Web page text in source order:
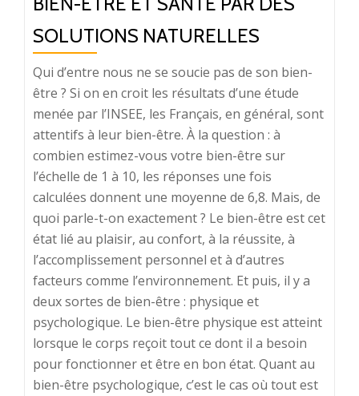
SOLUTIONS NATURELLES
Qui d’entre nous ne se soucie pas de son bien-
être ? Si on en croit les résultats d’une étude
menée par l’INSEE, les Français, en général, sont
attentifs à leur bien-être. À la question : à
combien estimez-vous votre bien-être sur
l’échelle de 1 à 10, les réponses une fois
calculées donnent une moyenne de 6,8. Mais, de
quoi parle-t-on exactement ? Le bien-être est cet
état lié au plaisir, au confort, à la réussite, à
l’accomplissement personnel et à d’autres
facteurs comme l’environnement. Et puis, il y a
deux sortes de bien-être : physique et
psychologique. Le bien-être physique est atteint
lorsque le corps reçoit tout ce dont il a besoin
pour fonctionner et être en bon état. Quant au
bien-être psychologique, c’est le cas où tout est